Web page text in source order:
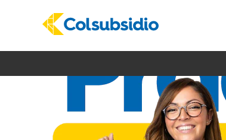
Talento
Colsubsidio